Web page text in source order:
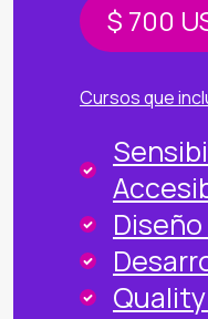
$ 700
Cursos que